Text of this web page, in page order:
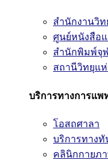
สำนักงานวิ
ศูนย์หนังสือ
สำนักพิมพ์จุ
สถานีวิทยุแห่
บริการทางการแพ
โอสถศาลา
บริการทางทั
คลินิกกายภ